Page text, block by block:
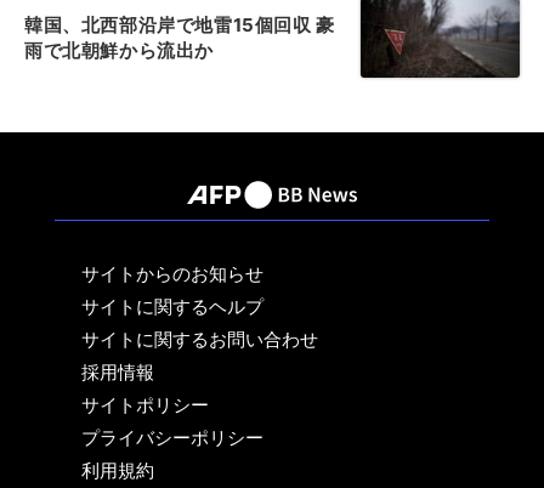
韓国、北西部沿岸で地雷15個回収 豪
雨で北朝鮮から流出か
サイトからのお知らせ
サイトに関するヘルプ
サイトに関するお問い合わせ
採用情報
サイトポリシー
プライバシーポリシー
利用規約